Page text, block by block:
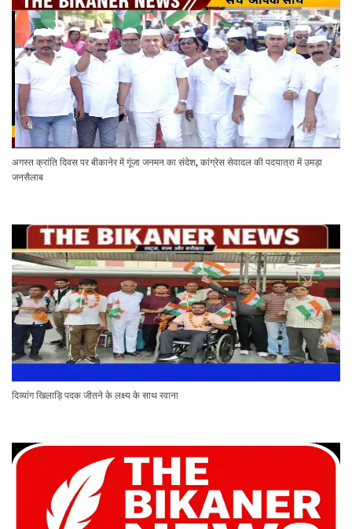
अगस्त क्रांति दिवस पर बीकानेर में गूंजा जनमन का संदेश, कांग्रेस सेवादल की पदयात्रा में उमड़ा
जनसैलाब
दिव्यांग खिलाड़ि पदक जीतने के लक्ष्य के साथ रवाना